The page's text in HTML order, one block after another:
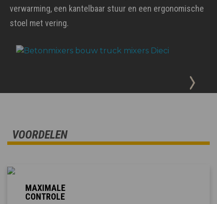
verwarming, een kantelbaar stuur en een ergonomische
stoel met vering.
VOORDELEN
MAXIMALE
CONTROLE